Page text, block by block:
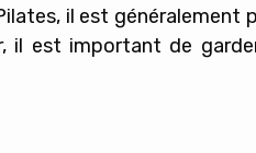
il est
il est important de